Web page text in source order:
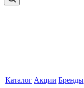
Каталог Акции Бренды